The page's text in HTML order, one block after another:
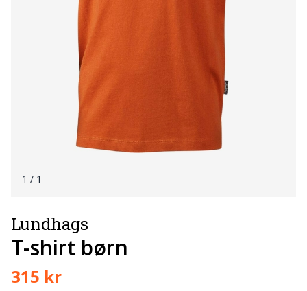
1 / 1
Lundhags
T-shirt børn
315 kr